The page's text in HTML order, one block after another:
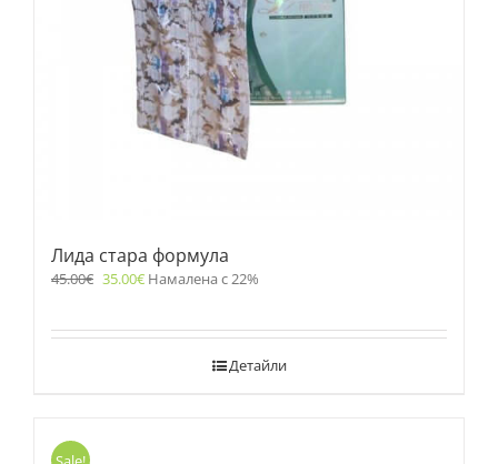
Лида стара формула
45.00€ 35.00€ Намалена с 22%
Детайли